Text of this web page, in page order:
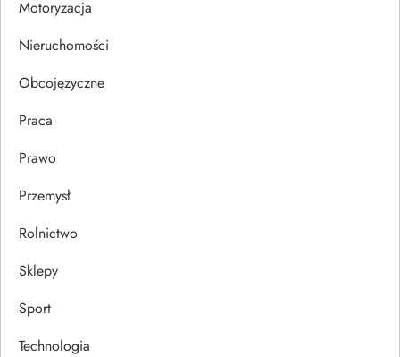
u
Motoryzacja
Nieruchomości
Obcojęzyczne
Praca
Prawo
Przemysł
Rolnictwo
Sklepy
Sport
Technologia